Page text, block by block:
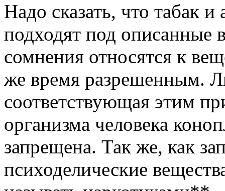
Надо сказать, что табак
подходят под описанные
сомнения относятся к
же время разрешенным.
соответствующая этим
организма человека
запрещена. Так же, как
психоделические